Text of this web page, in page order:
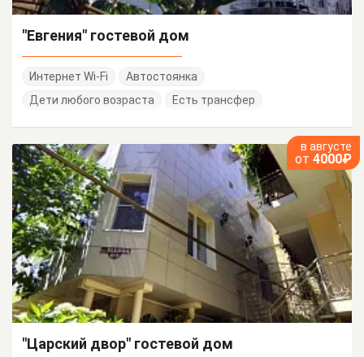
"Евгения" гостевой дом
Интернет Wi-Fi
Автостоянка
Дети любого возраста
Есть трансфер
в августе
от 4000₽
"Царский двор" гостевой дом